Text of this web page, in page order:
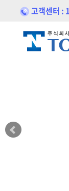
고객센터 :
홈페이지제